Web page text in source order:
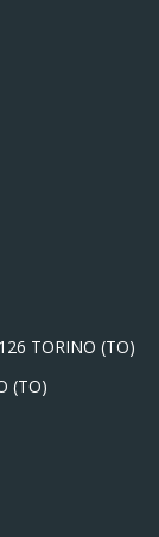
TORINO (TO)
(TO)